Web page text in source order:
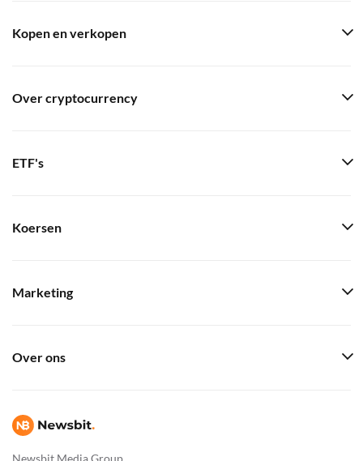
Newsbit Media Group
Kopen en verkopen
Over cryptocurrency
ETF's
Koersen
Marketing
Over ons